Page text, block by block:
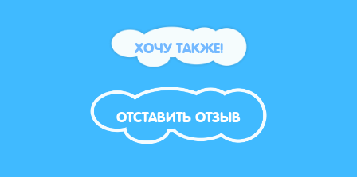
ХОЧУ ТАКЖЕ!
ОТСТАВИТЬ ОТЗЫВ